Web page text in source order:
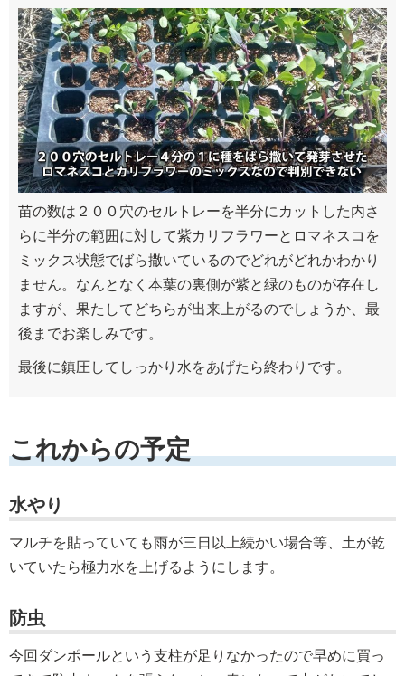
苗の数は２００穴のセルトレーを半分にカットした内さ
らに半分の範囲に対して紫カリフラワーとロマネスコを
ミックス状態でばら撒いているのでどれがどれかわかり
ません。なんとなく本葉の裏側が紫と緑のものが存在し
ますが、果たしてどちらが出来上がるのでしょうか、最
後までお楽しみです。
最後に鎮圧してしっかり水をあげたら終わりです。
これからの予定
水やり
マルチを貼っていても雨が三日以上続かい場合等、土が乾
いていたら極力水を上げるようにします。
防虫
今回ダンポールという支柱が足りなかったので早めに買っ